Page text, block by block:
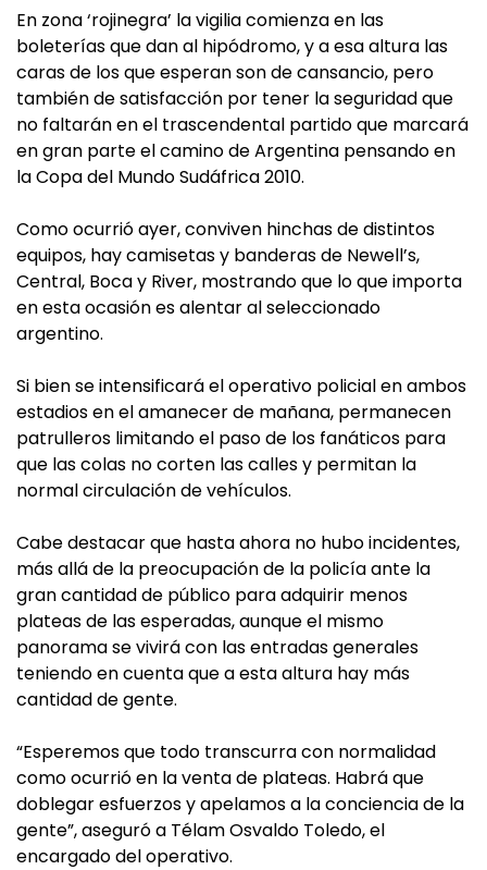
En zona ‘rojinegra’ la vigilia comienza en las
boleterías que dan al hipódromo, y a esa altura las
caras de los que esperan son de cansancio, pero
también de satisfacción por tener la seguridad que
no faltarán en el trascendental partido que marcará
en gran parte el camino de Argentina pensando en
la Copa del Mundo Sudáfrica 2010.
Como ocurrió ayer, conviven hinchas de distintos
equipos, hay camisetas y banderas de Newell’s,
Central, Boca y River, mostrando que lo que importa
en esta ocasión es alentar al seleccionado
argentino.
Si bien se intensificará el operativo policial en ambos
estadios en el amanecer de mañana, permanecen
patrulleros limitando el paso de los fanáticos para
que las colas no corten las calles y permitan la
normal circulación de vehículos.
Cabe destacar que hasta ahora no hubo incidentes,
más allá de la preocupación de la policía ante la
gran cantidad de público para adquirir menos
plateas de las esperadas, aunque el mismo
panorama se vivirá con las entradas generales
teniendo en cuenta que a esta altura hay más
cantidad de gente.
“Esperemos que todo transcurra con normalidad
como ocurrió en la venta de plateas. Habrá que
doblegar esfuerzos y apelamos a la conciencia de la
gente”, aseguró a Télam Osvaldo Toledo, el
encargado del operativo.